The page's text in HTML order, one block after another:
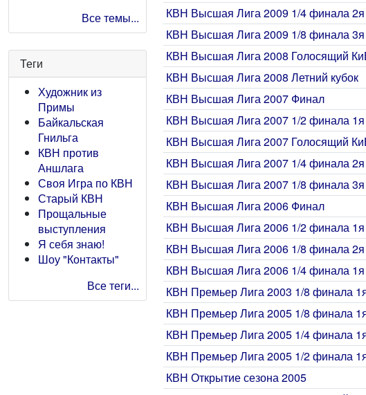
Все темы...
Теги
Художник из
Примы
Байкальская
Гнильга
КВН против
Аншлага
Своя Игра по КВН
Старый КВН
Прощальные
выступления
Я себя знаю!
Шоу "Контакты"
Все теги...
КВН Высшая Лига 2009 1/4 финала 2я
КВН Высшая Лига 2009 1/8 финала 3я
КВН Высшая Лига 2008 Голосящий
КВН Высшая Лига 2008 Летний кубок
КВН Высшая Лига 2007 Финал
КВН Высшая Лига 2007 1/2 финала 1я
КВН Высшая Лига 2007 Голосящий
КВН Высшая Лига 2007 1/4 финала 2я
КВН Высшая Лига 2007 1/8 финала 3я
КВН Высшая Лига 2006 Финал
КВН Высшая Лига 2006 1/2 финала 1я
КВН Высшая Лига 2006 1/8 финала 2я
КВН Высшая Лига 2006 1/4 финала 1я
КВН Премьер Лига 2003 1/8 финала
КВН Премьер Лига 2005 1/8 финала
КВН Премьер Лига 2005 1/4 финала
КВН Премьер Лига 2005 1/2 финала
КВН Открытие сезона 2005